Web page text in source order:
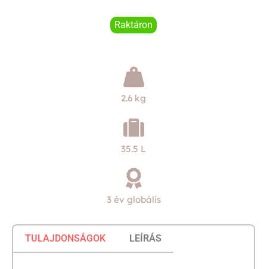
Raktáron
2.6 kg
35.5 L
3 év globális
TULAJDONSÁGOK LEÍRÁS